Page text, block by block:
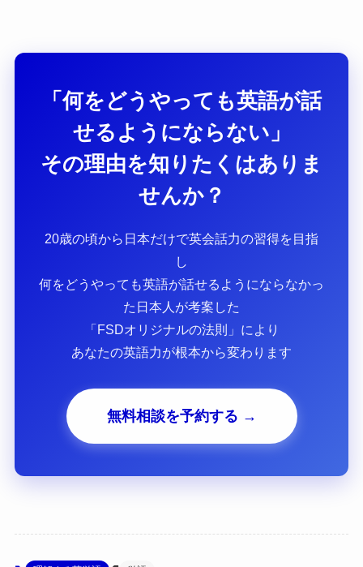
「何をどうやっても英語が話
せるようにならない」
その理由を知りたくはありま
せんか？
20歳の頃から日本だけで英会話力の習得を目指
し
何をどうやっても英語が話せるようにならなかっ
た日本人が考案した
「FSDオリジナルの法則」により
あなたの英語力が根本から変わります
無料相談を予約する →